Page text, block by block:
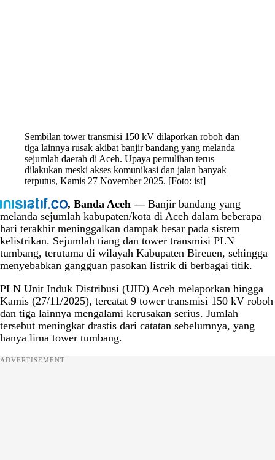
Sembilan tower transmisi 150 kV dilaporkan roboh dan
tiga lainnya rusak akibat banjir bandang yang melanda
sejumlah daerah di Aceh. Upaya pemulihan terus
dilakukan meski akses komunikasi dan jalan banyak
terputus, Kamis 27 November 2025. [Foto: ist]
, Banda Aceh —Banjir bandang yang
melanda sejumlah kabupaten/kota di Aceh dalam beberapa
hari terakhir meninggalkan dampak besar pada sistem
kelistrikan. Sejumlah tiang dan tower transmisi PLN
tumbang, terutama di wilayah Kabupaten Bireuen, sehingga
menyebabkan gangguan pasokan listrik di berbagai titik.
PLN Unit Induk Distribusi (UID) Aceh melaporkan hingga
Kamis (27/11/2025), tercatat 9 tower transmisi 150 kV roboh
dan tiga lainnya mengalami kerusakan serius. Jumlah
tersebut meningkat drastis dari catatan sebelumnya, yang
hanya lima tower tumbang.
ADVERTISEMENT